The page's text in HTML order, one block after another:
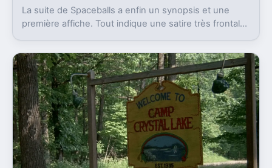
La suite de Spaceballs a enfin un synopsis et une
première affiche. Tout indique une satire très frontale